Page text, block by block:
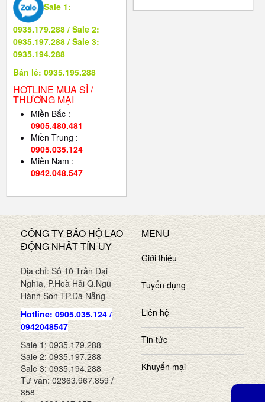
Sale 1:
0935.179.288 / Sale 2:
0935.197.288 / Sale 3:
0935.194.288
Bán lẻ: 0935.195.288
HOTLINE MUA SỈ /
THƯƠNG MẠI
Miền Bắc :
0905.480.481
Miền Trung :
0905.035.124
Miền Nam :
0942.048.547
CÔNG TY BẢO HỘ LAO
ĐỘNG NHÂT TÍN UY
Địa chỉ: Số 10 Trần Đại
Nghĩa, P.Hoà Hải Q.Ngũ
Hành Sơn TP.Đà Nẵng
Hotline: 0905.035.124 /
0942048547
Sale 1: 0935.179.288
Sale 2: 0935.197.288
Sale 3: 0935.194.288
Tư vấn: 02363.967.859 /
858
MENU
Giới thiệu
Tuyển dụng
Liên hệ
Tin tức
Khuyến mại